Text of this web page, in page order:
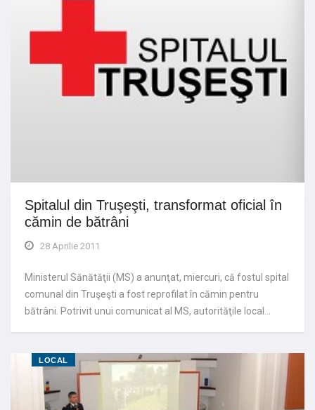
Spitalul din Truşeşti, transformat oficial în
cămin de bătrâni
28 Aprilie 2011
Ministerul Sănătăţii (MS) a anunţat, miercuri, că fostul spital
comunal din Truşeşti a fost reprofilat în cămin pentru
bătrâni. Potrivit unui comunicat al MS, autorităţile local…
LOCAL